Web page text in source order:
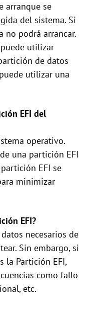
arranque se
del sistema. Si
no podrá arrancar.
utilizar
de datos
utilizar una
EFI del
operativo.
una partición EFI
EFI se
minimizar
EFI?
necesarios de
Sin embargo, si
la Partición EFI,
como fallo
etc.